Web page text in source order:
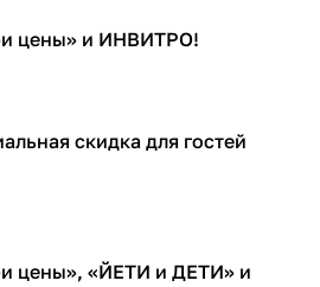
цены» и ИНВИТРО!
скидка для гостей
цены», «ЙЕТИ и ДЕТИ» и